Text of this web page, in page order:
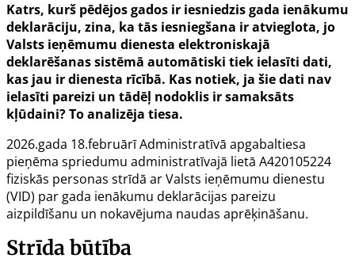
Katrs, kurš pēdējos gados ir iesniedzis gada ienākumu
deklarāciju, zina, ka tās iesniegšana ir atvieglota, jo
Valsts ieņēmumu dienesta elektroniskajā
deklarēšanas sistēmā automātiski tiek ielasīti dati,
kas jau ir dienesta rīcībā. Kas notiek, ja šie dati nav
ielasīti pareizi un tādēļ nodoklis ir samaksāts
kļūdaini? To analizēja tiesa.
2026.gada 18.februārī Administratīvā apgabaltiesa
pieņēma spriedumu administratīvajā lietā A420105224
fiziskās personas strīdā ar Valsts ieņēmumu dienestu
(VID) par gada ienākumu deklarācijas pareizu
aizpildīšanu un nokavējuma naudas aprēķināšanu.
Strīda būtība